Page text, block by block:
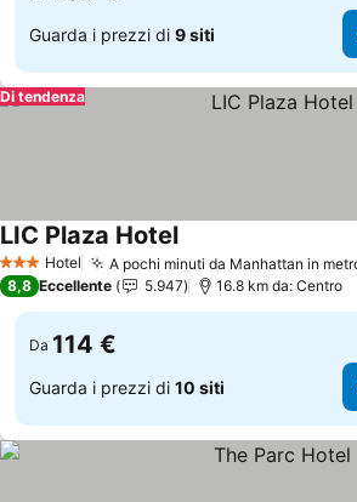
Guarda i prezzi di 9 siti
Di tendenza
3 StelleHotel A pochi minuti da Manhattan in
LIC Plaza HotelScopri i prezzi
8,8 Eccellente 5.947 16.8 km da: Centro
Da 114 €
Guarda i prezzi di 10 siti